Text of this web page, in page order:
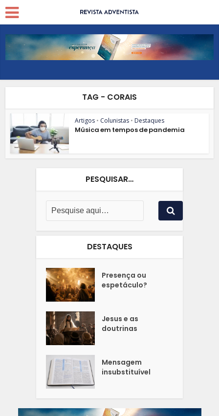
TAG - CORAIS
Artigos • Colunistas • Destaques
Música em tempos de pandemia
PESQUISAR…
DESTAQUES
Presença ou
espetáculo?
Jesus e as
doutrinas
Mensagem
insubstituível